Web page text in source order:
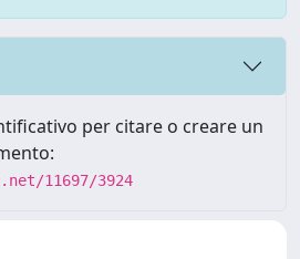
per citare o creare un
11697/3924